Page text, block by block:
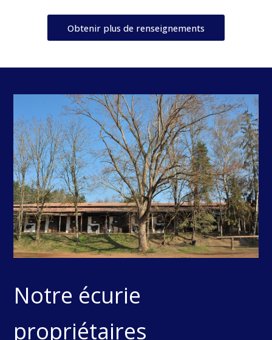
Obtenir plus de renseignements
Notre écurie
propriétaires